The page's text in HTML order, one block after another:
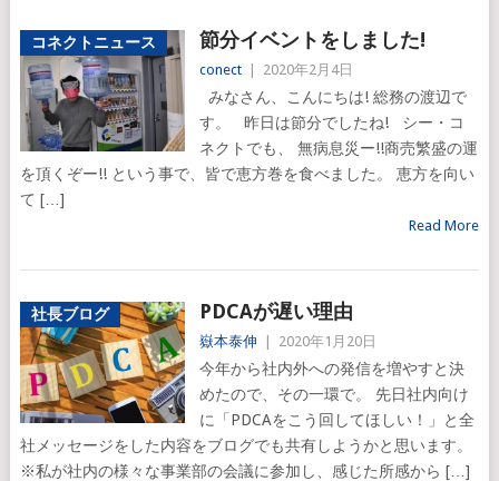
コネクトニュース 節分イベントをしました!
conect 2020年2月4日
みなさん、こんにちは! 総務の渡辺で
す。 昨日は節分でしたね! シー・コ
ネクトでも、 無病息災ー!!商売繁盛の運
を頂くぞー!! という事で、皆で恵方巻を食べました。 恵方を向い
て […]
Read More
社長ブログ PDCAが遅い理由
嶽本泰伸 2020年1月20日
今年から社内外への発信を増やすと決
めたので、その一環で。 先日社内向け
に「PDCAをこう回してほしい！」と全
社メッセージをした内容をブログでも共有しようかと思います。
※私が社内の様々な事業部の会議に参加し、感じた所感から […]